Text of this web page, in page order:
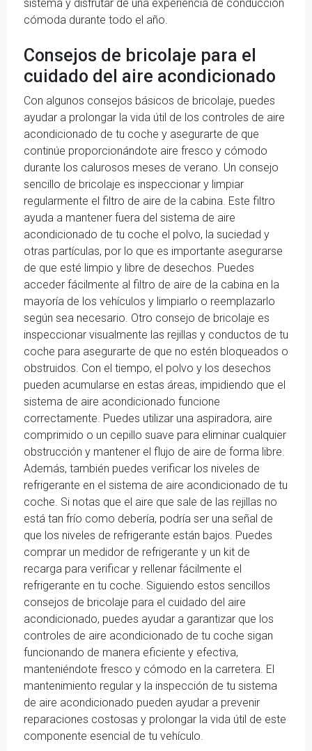
sistema y disfrutar de una experiencia de conducción
cómoda durante todo el año.
Consejos de bricolaje para el
cuidado del aire acondicionado
Con algunos consejos básicos de bricolaje, puedes
ayudar a prolongar la vida útil de los controles de aire
acondicionado de tu coche y asegurarte de que
continúe proporcionándote aire fresco y cómodo
durante los calurosos meses de verano. Un consejo
sencillo de bricolaje es inspeccionar y limpiar
regularmente el filtro de aire de la cabina. Este filtro
ayuda a mantener fuera del sistema de aire
acondicionado de tu coche el polvo, la suciedad y
otras partículas, por lo que es importante asegurarse
de que esté limpio y libre de desechos. Puedes
acceder fácilmente al filtro de aire de la cabina en la
mayoría de los vehículos y limpiarlo o reemplazarlo
según sea necesario. Otro consejo de bricolaje es
inspeccionar visualmente las rejillas y conductos de tu
coche para asegurarte de que no estén bloqueados o
obstruidos. Con el tiempo, el polvo y los desechos
pueden acumularse en estas áreas, impidiendo que el
sistema de aire acondicionado funcione
correctamente. Puedes utilizar una aspiradora, aire
comprimido o un cepillo suave para eliminar cualquier
obstrucción y mantener el flujo de aire de forma libre.
Además, también puedes verificar los niveles de
refrigerante en el sistema de aire acondicionado de tu
coche. Si notas que el aire que sale de las rejillas no
está tan frío como debería, podría ser una señal de
que los niveles de refrigerante están bajos. Puedes
comprar un medidor de refrigerante y un kit de
recarga para verificar y rellenar fácilmente el
refrigerante en tu coche. Siguiendo estos sencillos
consejos de bricolaje para el cuidado del aire
acondicionado, puedes ayudar a garantizar que los
controles de aire acondicionado de tu coche sigan
funcionando de manera eficiente y efectiva,
manteniéndote fresco y cómodo en la carretera. El
mantenimiento regular y la inspección de tu sistema
de aire acondicionado pueden ayudar a prevenir
reparaciones costosas y prolongar la vida útil de este
componente esencial de tu vehículo.